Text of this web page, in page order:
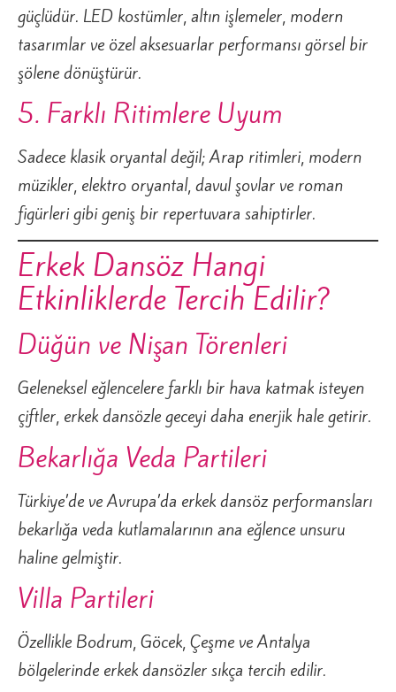
güçlüdür. LED kostümler, altın işlemeler, modern
tasarımlar ve özel aksesuarlar performansı görsel bir
şölene dönüştürür.
5. Farklı Ritimlere Uyum
Sadece klasik oryantal değil; Arap ritimleri, modern
müzikler, elektro oryantal, davul şovlar ve roman
figürleri gibi geniş bir repertuvara sahiptirler.
Erkek Dansöz Hangi
Etkinliklerde Tercih Edilir?
Düğün ve Nişan Törenleri
Geleneksel eğlencelere farklı bir hava katmak isteyen
çiftler, erkek dansözle geceyi daha enerjik hale getirir.
Bekarlığa Veda Partileri
Türkiye’de ve Avrupa’da erkek dansöz performansları
bekarlığa veda kutlamalarının ana eğlence unsuru
haline gelmiştir.
Villa Partileri
Özellikle Bodrum, Göcek, Çeşme ve Antalya
bölgelerinde erkek dansözler sıkça tercih edilir.